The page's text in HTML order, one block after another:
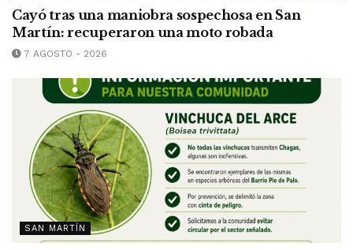
Cayó tras una maniobra sospechosa en San
Martín: recuperaron una moto robada
7 AGOSTO - 2026
SAN MARTÍN